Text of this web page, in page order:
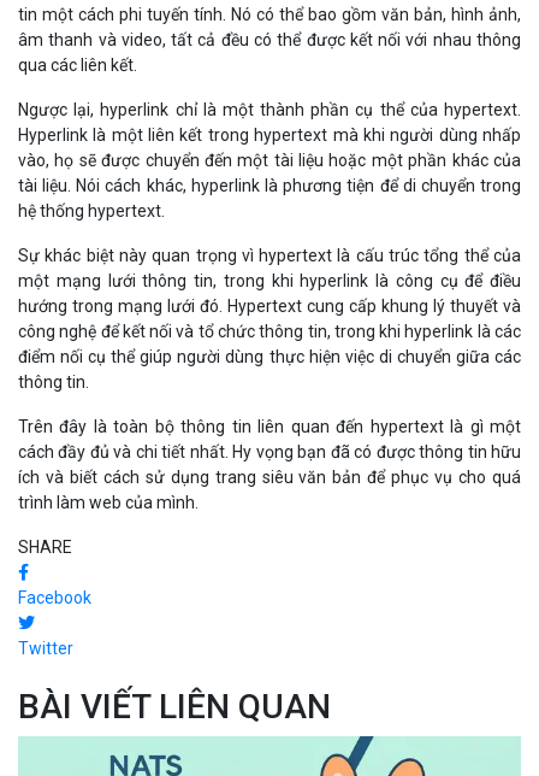
tin một cách phi tuyến tính. Nó có thể bao gồm văn bản, hình ảnh,
âm thanh và video, tất cả đều có thể được kết nối với nhau thông
qua các liên kết.
Ngược lại, hyperlink chỉ là một thành phần cụ thể của hypertext.
Hyperlink là một liên kết trong hypertext mà khi người dùng nhấp
vào, họ sẽ được chuyển đến một tài liệu hoặc một phần khác của
tài liệu. Nói cách khác, hyperlink là phương tiện để di chuyển trong
hệ thống hypertext.
Sự khác biệt này quan trọng vì hypertext là cấu trúc tổng thể của
một mạng lưới thông tin, trong khi hyperlink là công cụ để điều
hướng trong mạng lưới đó. Hypertext cung cấp khung lý thuyết và
công nghệ để kết nối và tổ chức thông tin, trong khi hyperlink là các
điểm nối cụ thể giúp người dùng thực hiện việc di chuyển giữa các
thông tin.
Trên đây là toàn bộ thông tin liên quan đến hypertext là gì một
cách đầy đủ và chi tiết nhất. Hy vọng bạn đã có được thông tin hữu
ích và biết cách sử dụng trang siêu văn bản để phục vụ cho quá
trình làm web của mình.
SHARE
Facebook
Twitter
BÀI VIẾT LIÊN QUAN